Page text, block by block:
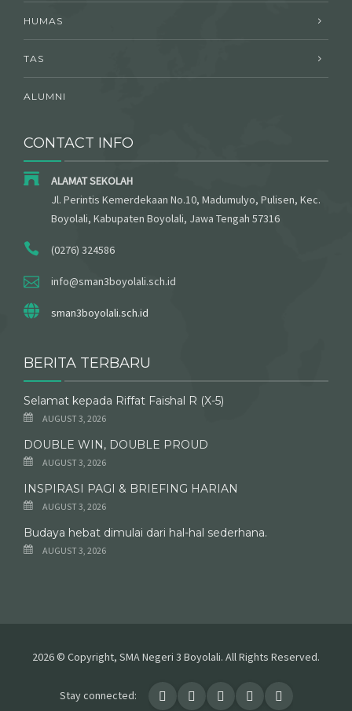
HUMAS
TAS
ALUMNI
CONTACT INFO
ALAMAT SEKOLAH
Jl. Perintis Kemerdekaan No.10, Madumulyo, Pulisen, Kec.
Boyolali, Kabupaten Boyolali, Jawa Tengah 57316
(0276) 324586
info@sman3boyolali.sch.id
sman3boyolali.sch.id
BERITA TERBARU
Selamat kepada Riffat Faishal R (X-5)
AUGUST 3, 2026
DOUBLE WIN, DOUBLE PROUD
AUGUST 3, 2026
INSPIRASI PAGI & BRIEFING HARIAN
AUGUST 3, 2026
Budaya hebat dimulai dari hal-hal sederhana.
AUGUST 3, 2026
2026 © Copyright, SMA Negeri 3 Boyolali. All Rights Reserved.
Stay connected: